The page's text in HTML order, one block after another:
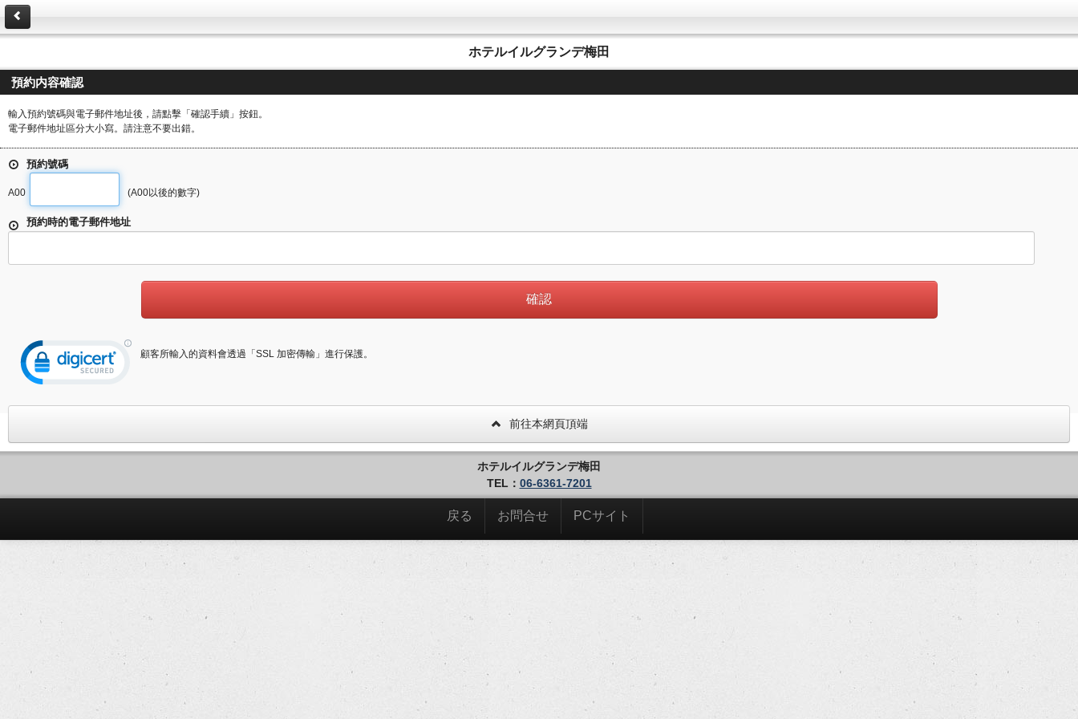
ホテルイルグランデ梅田
預約内容確認
輸入預約號碼與電子郵件地址後，請點擊「確認手續」按鈕。
電子郵件地址區分大小寫。請注意不要出錯。
預約號碼
A00 (A00以後的數字)
預約時的電子郵件地址
顧客所輸入的資料會透過「SSL 加密傳輸」進行保護。
前往本網頁頂端
ホテルイルグランデ梅田
TEL： 06-6361-7201
戻る お問合せ PCサイト